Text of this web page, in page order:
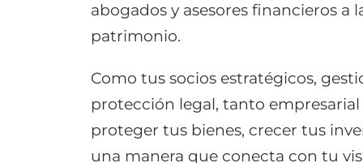
abogados y asesores financieros a
patrimonio.
Como tus socios estratégicos,
protección legal, tanto
proteger tus bienes, crecer tus
una manera que conecta con tu